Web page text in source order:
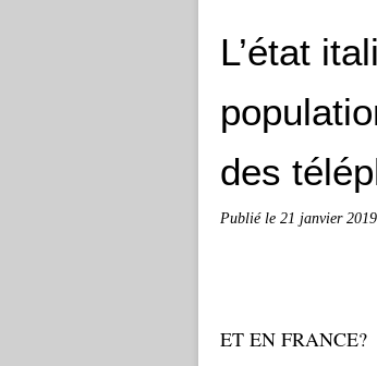
L’état
des
Publié le 21 janvier 2019
ET EN FRANCE?